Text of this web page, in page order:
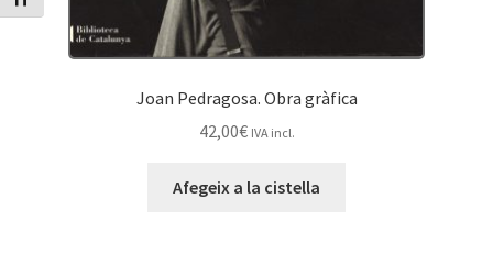
Joan Pedragosa. Obra gràfica
42,00€ IVA incl.
Afegeix a la cistella